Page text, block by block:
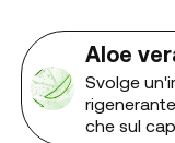
Aloe
Svolge
che sul